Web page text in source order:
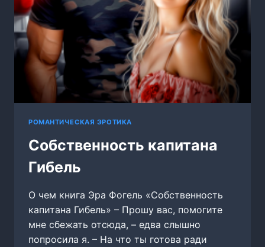
РОМАНТИЧЕСКАЯ ЭРОТИКА
Собственность капитана
Гибель
О чем книга Эра Фогель «Собственность
капитана Гибель» – Прошу вас, помогите
мне сбежать отсюда, – едва слышно
попросила я. – На что ты готова ради